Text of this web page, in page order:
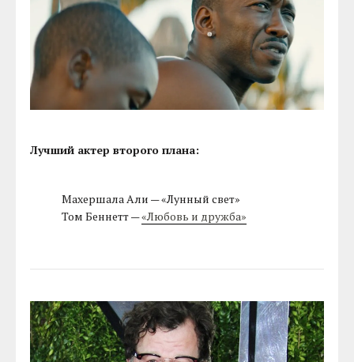
Лучший актер второго плана:
Махершала Али — «Лунный свет»
Том Беннетт —«Любовь и дружба»